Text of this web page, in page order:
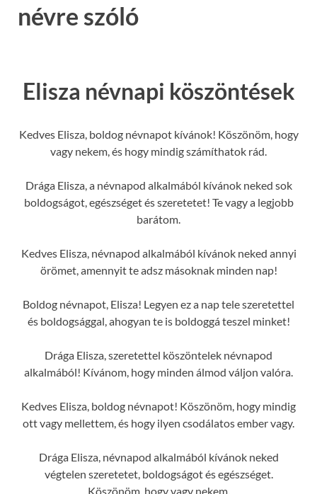
névre szóló
Elisza névnapi köszöntések
Kedves Elisza, boldog névnapot kívánok! Köszönöm, hogy
vagy nekem, és hogy mindig számíthatok rád.
Drága Elisza, a névnapod alkalmából kívánok neked sok
boldogságot, egészséget és szeretetet! Te vagy a legjobb
barátom.
Kedves Elisza, névnapod alkalmából kívánok neked annyi
örömet, amennyit te adsz másoknak minden nap!
Boldog névnapot, Elisza! Legyen ez a nap tele szeretettel
és boldogsággal, ahogyan te is boldoggá teszel minket!
Drága Elisza, szeretettel köszöntelek névnapod
alkalmából! Kívánom, hogy minden álmod váljon valóra.
Kedves Elisza, boldog névnapot! Köszönöm, hogy mindig
ott vagy mellettem, és hogy ilyen csodálatos ember vagy.
Drága Elisza, névnapod alkalmából kívánok neked
végtelen szeretetet, boldogságot és egészséget.
Köszönöm, hogy vagy nekem.